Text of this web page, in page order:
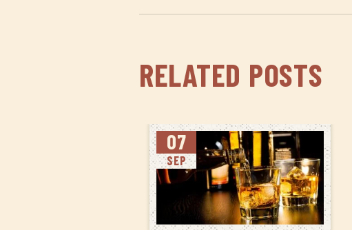
RELATED POSTS
07
SEP